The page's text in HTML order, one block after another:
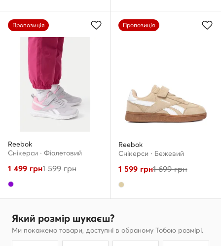
Пропозиція
Reebok
Снікерcи · Фіолетовий
1 499 грн1 599грн
Пропозиція
Reebok
Снікерcи · Бежевий
1 599 грн1 699грн
Який розмір шукаєш?
Ми покажемо товари, доступні в обраному Тобою розмірі.